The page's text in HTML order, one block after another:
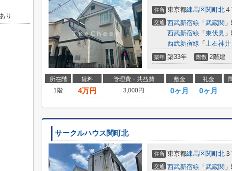
住所 東京都練馬区関町北
交通 西武新宿線 「 武蔵関
西武新宿線 「 東伏見
西武新宿線 「 上石神井
築年 築33年 階数 2階建
所在階 賃料 管理費・共益費 敷金 礼金
1階
4万円 3,000円 0ヶ月 0ヶ月
サークルハウス関町北
住所 東京都練馬区関町北
交通 西武新宿線 「 武蔵関
り